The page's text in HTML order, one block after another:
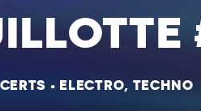
• ELECTRO, TECHNO